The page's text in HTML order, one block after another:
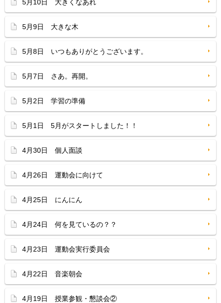
5月10日 大きくなあれ
5月9日 大きな木
5月8日 いつもありがとうございます。
5月7日 さあ。再開。
5月2日 学習の準備
5月1日 5月がスタートしました！！
4月30日 個人面談
4月26日 運動会に向けて
4月25日 にんにん
4月24日 何を見ているの？？
4月23日 運動会実行委員会
4月22日 音楽朝会
4月19日 授業参観・懇談会②